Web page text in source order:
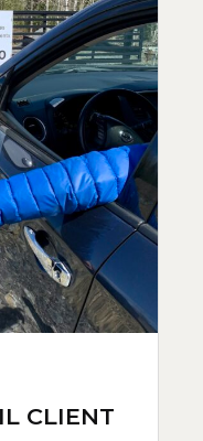
CLIENT